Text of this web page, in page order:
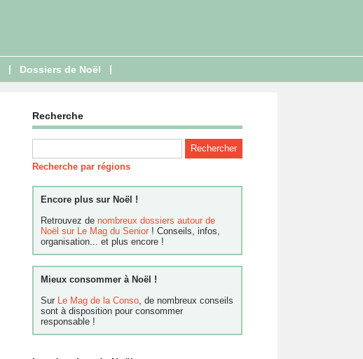
| Dossiers de Noël |
Recherche
Recherche par régions
Encore plus sur Noël !
Retrouvez de nombreux dossiers autour de
Noël sur Le Mag du Senior ! Conseils, infos,
organisation... et plus encore !
Mieux consommer à Noël !
Sur Le Mag de la Conso, de nombreux conseils
sont à disposition pour consommer
responsable !